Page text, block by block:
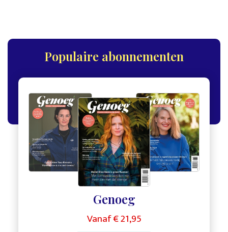
Populaire abonnementen
,,
Genoeg
Vanaf € 21,95